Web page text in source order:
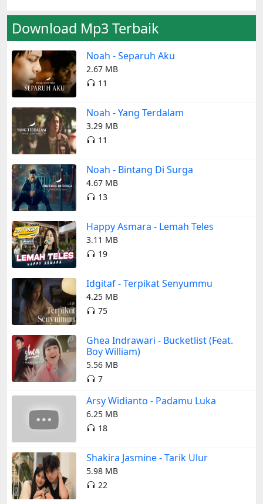
Download Mp3 Terbaik
Noah - Separuh Aku
2.67 MB
11
Noah - Yang Terdalam
3.29 MB
11
Noah - Bintang Di Surga
4.67 MB
13
Happy Asmara - Lemah Teles
3.11 MB
19
Idgitaf - Terpikat Senyummu
4.25 MB
75
Ghea Indrawari - Bucketlist (Feat.
Boy William)
5.56 MB
7
Arsy Widianto - Padamu Luka
6.25 MB
18
Shakira Jasmine - Tarik Ulur
5.98 MB
22